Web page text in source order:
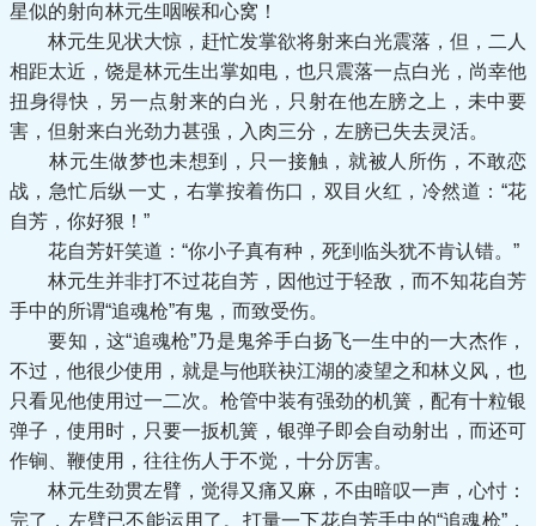
星似的射向林元生咽喉和心窝！
林元生见状大惊，赶忙发掌欲将射来白光震落，但，二人
相距太近，饶是林元生出掌如电，也只震落一点白光，尚幸他
扭身得快，另一点射来的白光，只射在他左膀之上，未中要
害，但射来白光劲力甚强，入肉三分，左膀已失去灵活。
林元生做梦也未想到，只一接触，就被人所伤，不敢恋
战，急忙后纵一丈，右掌按着伤口，双目火红，冷然道：“花
自芳，你好狠！”
花自芳奸笑道：“你小子真有种，死到临头犹不肯认错。”
林元生并非打不过花自芳，因他过于轻敌，而不知花自芳
手中的所谓“追魂枪”有鬼，而致受伤。
要知，这“追魂枪”乃是鬼斧手白扬飞一生中的一大杰作，
不过，他很少使用，就是与他联袂江湖的凌望之和林义风，也
只看见他使用过一二次。枪管中装有强劲的机簧，配有十粒银
弹子，使用时，只要一扳机簧，银弹子即会自动射出，而还可
作锏、鞭使用，往往伤人于不觉，十分厉害。
林元生劲贯左臂，觉得又痛又麻，不由暗叹一声，心忖：
完了，左臂已不能运用了。打量一下花自芳手中的“追魂枪”，